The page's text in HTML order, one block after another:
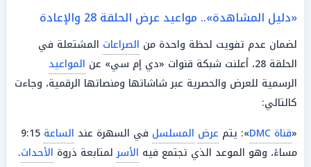
«دليل المشاهدة».. مواعيد عرض الحلقة 28 والإعادة
لضمان عدم تفويت لحظة واحدة من الصراعات المشتعلة في
الحلقة 28، أعلنت شبكة قنوات «دي إم سي» عن
المواعيد
الرسمية للعرض والحصرية عبر شاشاتها ومنصاتها الرقمية، وجاءت
كالتالي:
«قناة DMC »: يتم عرض المسلسل في السهرة عند الساعة 9:15
مساءً، وهو الموعد الذي تجتمع فيه الأسرلمتابعة ذروة الأحداث.